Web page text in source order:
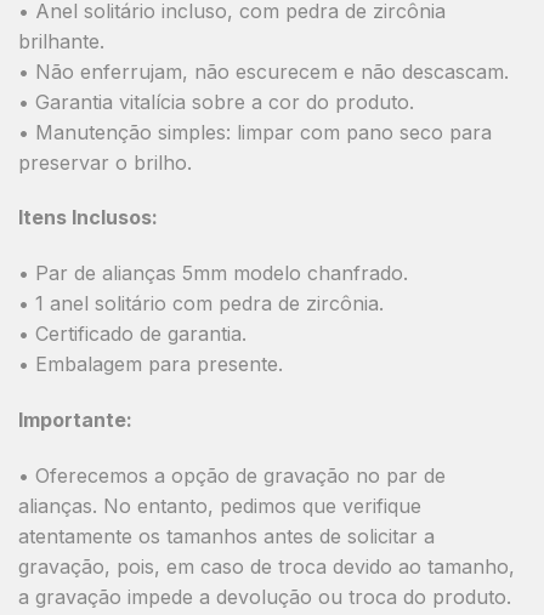
• Anel solitário incluso, com pedra de zircônia
brilhante.
• Não enferrujam, não escurecem e não descascam.
• Garantia vitalícia sobre a cor do produto.
• Manutenção simples: limpar com pano seco para
preservar o brilho.
Itens Inclusos:
• Par de alianças 5mm modelo chanfrado.
• 1 anel solitário com pedra de zircônia.
• Certificado de garantia.
• Embalagem para presente.
Importante:
• Oferecemos a opção de gravação no par de
alianças. No entanto, pedimos que verifique
atentamente os tamanhos antes de solicitar a
gravação, pois, em caso de troca devido ao tamanho,
a gravação impede a devolução ou troca do produto.